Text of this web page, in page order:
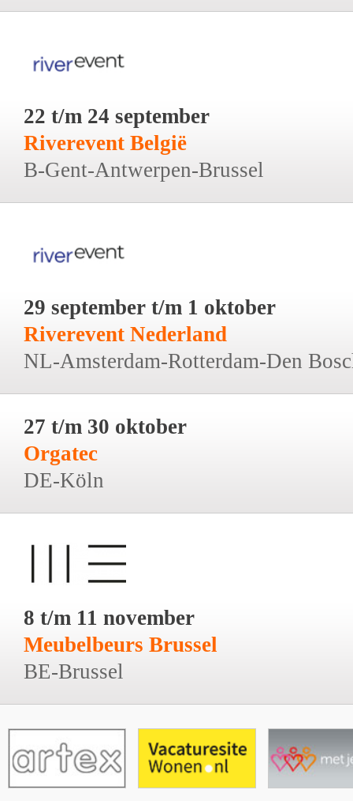
22 t/m 24 september
Riverevent België
B-Gent-Antwerpen-Brussel
29 september t/m 1 oktober
Riverevent Nederland
NL-Amsterdam-Rotterdam-Den
27 t/m 30 oktober
Orgatec
DE-Köln
8 t/m 11 november
Meubelbeurs Brussel
BE-Brussel